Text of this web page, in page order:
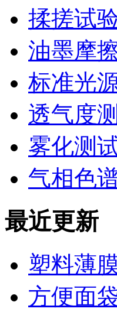
揉搓试
油墨摩
标准光
透气度
雾化测
气相色
最近更新
塑料薄
方便面